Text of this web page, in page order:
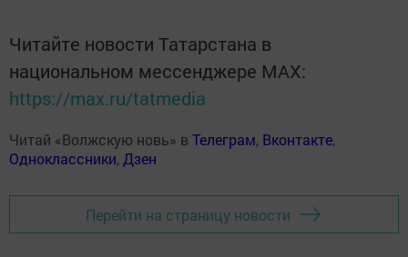
Читайте новости Татарстана в
национальном мессенджере MАХ:
https://max.ru/tatmedia
Читай «Волжскую новь» в Телеграм, Вконтакте,
Одноклассники,Дзен
Перейти на страницу новости